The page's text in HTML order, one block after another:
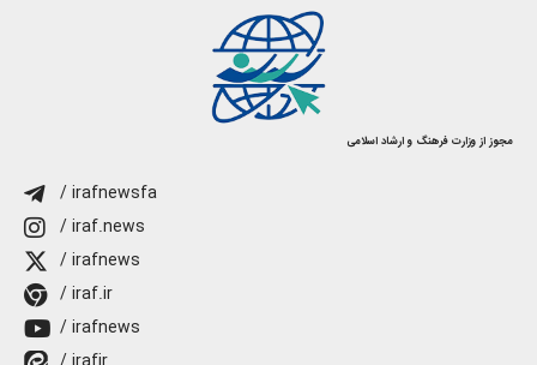
مجوز از وزارت فرهنگ و ارشاد اسلامی
/ irafnewsfa
/ iraf.news
/ irafnews
/ iraf.ir
/ irafnews